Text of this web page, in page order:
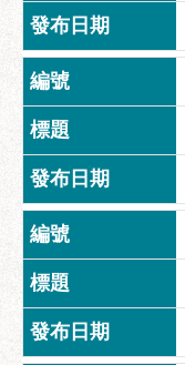
地
便
民
服
務
道
路
挖
掘
資
訊
聯